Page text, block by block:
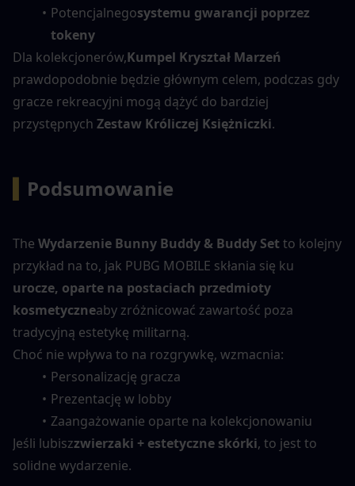
Potencjalnegosystemu gwarancji poprzez
tokeny
Dla kolekcjonerów,Kumpel Kryształ Marzeń
prawdopodobnie będzie głównym celem, podczas gdy
gracze rekreacyjni mogą dążyć do bardziej
przystępnych Zestaw Króliczej Księżniczki.
Podsumowanie
The Wydarzenie Bunny Buddy & Buddy Set to kolejny
urocze, oparte na postaciach przedmioty
kosmetyczneaby zróżnicować zawartość poza
tradycyjną estetykę militarną.
Choć nie wpływa to na rozgrywkę, wzmacnia:
Personalizację gracza
Prezentację w lobby
Zaangażowanie oparte na kolekcjonowaniu
Jeśli lubiszzwierzaki + estetyczne skórki, to jest to
solidne wydarzenie.